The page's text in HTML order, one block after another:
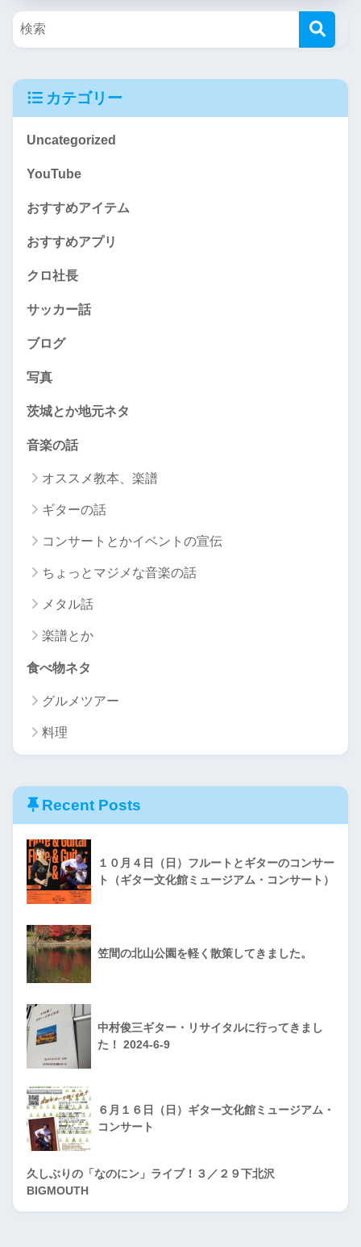
カテゴリー
Uncategorized
YouTube
おすすめアイテム
おすすめアプリ
クロ社長
サッカー話
ブログ
写真
茨城とか地元ネタ
音楽の話
オススメ教本、楽譜
ギターの話
コンサートとかイベントの宣伝
ちょっとマジメな音楽の話
メタル話
楽譜とか
食べ物ネタ
グルメツアー
料理
Recent Posts
１０月４日（日）フルートとギターのコンサー
ト（ギター文化館ミュージアム・コンサート）
笠間の北山公園を軽く散策してきました。
中村俊三ギター・リサイタルに行ってきまし
た！ 2024-6-9
６月１６日（日）ギター文化館ミュージアム・
コンサート
久しぶりの「なのにン」ライブ！３／２９下北沢
BIGMOUTH